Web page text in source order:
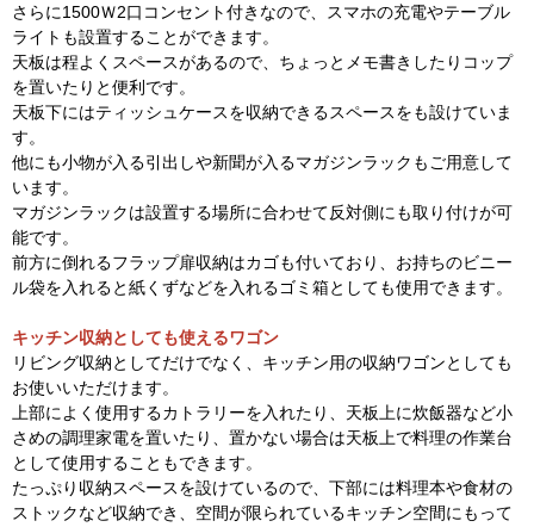
さらに1500Ｗ2口コンセント付きなので、スマホの充電やテーブル
ライトも設置することができます。
天板は程よくスペースがあるので、ちょっとメモ書きしたりコップ
を置いたりと便利です。
天板下にはティッシュケースを収納できるスペースをも設けていま
す。
他にも小物が入る引出しや新聞が入るマガジンラックもご用意して
います。
マガジンラックは設置する場所に合わせて反対側にも取り付けが可
能です。
前方に倒れるフラップ扉収納はカゴも付いており、お持ちのビニー
ル袋を入れると紙くずなどを入れるゴミ箱としても使用できます。
キッチン収納としても使えるワゴン
リビング収納としてだけでなく、キッチン用の収納ワゴンとしても
お使いいただけます。
上部によく使用するカトラリーを入れたり、天板上に炊飯器など小
さめの調理家電を置いたり、置かない場合は天板上で料理の作業台
として使用することもできます。
たっぷり収納スペースを設けているので、下部には料理本や食材の
ストックなど収納でき、空間が限られているキッチン空間にもって